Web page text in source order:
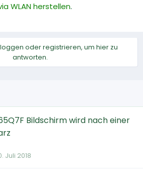
WLAN herstellen.
oder registrieren, um hier zu
antworten.
Bildschirm wird nach einer
Juli 2018